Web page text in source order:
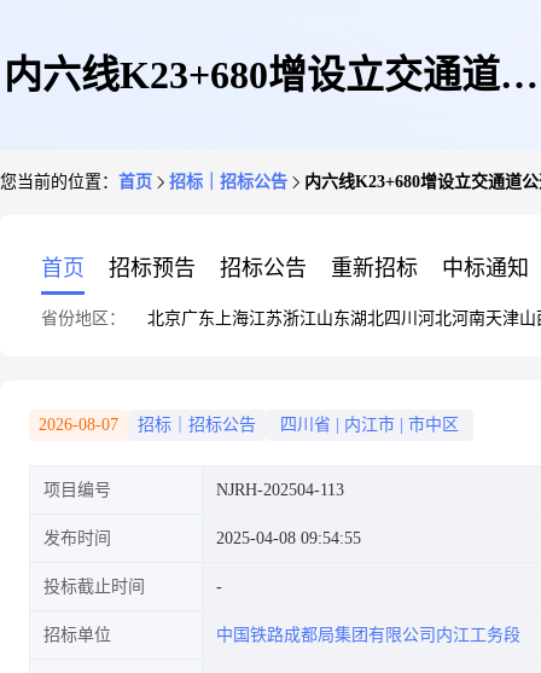
内六线K23+680增设立交通道公
您当前的位置： 首页 招标｜招标公告 内六线K23+680增设立交通道
首页 招标预告 招标公告 重新招标 中标通知
省份地区： 北京广东 上海江苏浙江山东湖北四川 河北河南天津山
2026-08-07 招标｜招标公告 四川省 内江市 市中区
项目编号 NJRH-202504-113
发布时间 2025-04-08 09:54:55
投标截止时间
招标单位 中国铁路成都局集团有限公司内江工务段